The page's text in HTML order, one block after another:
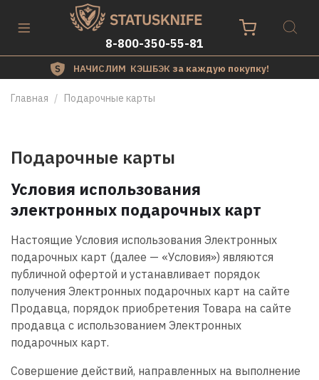
8-800-350-55-81
НАЧИСЛИМ КЭШБЭК за каждую покупку!
Главная Подарочные карты
Подарочные карты
Условия использования
электронных подарочных карт
Настоящие Условия использования Электронных
подарочных карт (далее — «Условия») являются
публичной офертой и устанавливает порядок
получения Электронных подарочных карт на сайте
Продавца, порядок приобретения Товара на сайте
продавца с использованием Электронных
подарочных карт.
Совершение действий, направленных на выполнение